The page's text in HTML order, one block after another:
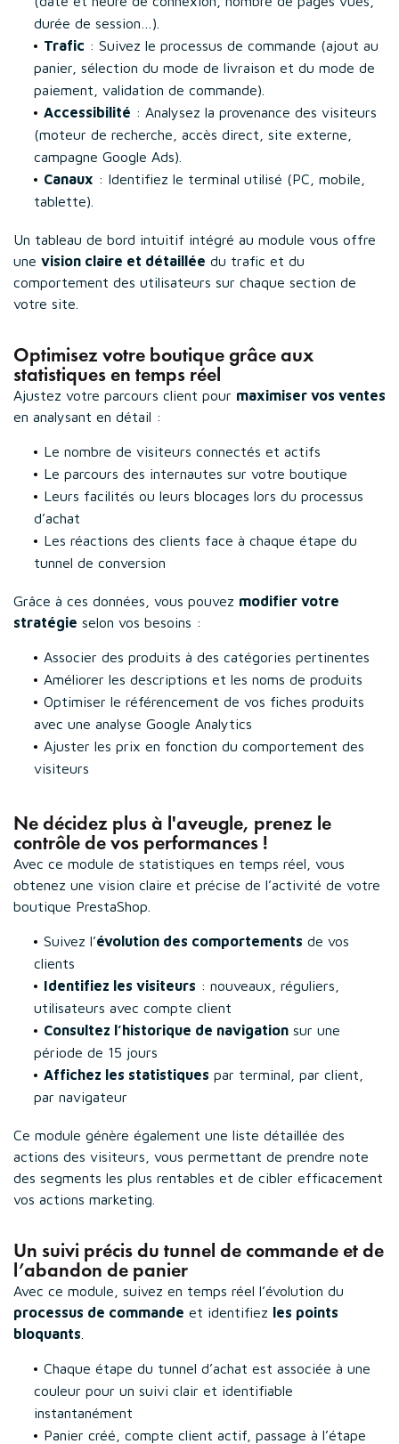
durée de session…).
Trafic : Suivez le processus de commande (ajout au
panier, sélection du mode de livraison et du mode de
paiement, validation de commande).
Accessibilité : Analysez la provenance des visiteurs
(moteur de recherche, accès direct, site externe,
campagne Google Ads).
Canaux : Identifiez le terminal utilisé (PC, mobile,
tablette).
Un tableau de bord intuitif intégré au module vous offre
une vision claire et détaillée du trafic et du
comportement des utilisateurs sur chaque section de
votre site.
Optimisez votre boutique grâce aux
statistiques en temps réel
Ajustez votre parcours client pour maximiser vos ventes
en analysant en détail :
Le nombre de visiteurs connectés et actifs
Le parcours des internautes sur votre boutique
Leurs facilités ou leurs blocages lors du processus
d’achat
Les réactions des clients face à chaque étape du
tunnel de conversion
Grâce à ces données, vous pouvez modifier votre
stratégie selon vos besoins :
Associer des produits à des catégories pertinentes
Améliorer les descriptions et les noms de produits
Optimiser le référencement de vos fiches produits
avec une analyse Google Analytics
Ajuster les prix en fonction du comportement des
visiteurs
Ne décidez plus à l'aveugle, prenez le
contrôle de vos performances !
Avec ce module de statistiques en temps réel, vous
obtenez une vision claire et précise de l’activité de votre
boutique PrestaShop.
Suivez l’évolution des comportements de vos
clients
Identifiez les visiteurs : nouveaux, réguliers,
utilisateurs avec compte client
Consultez l’historique de navigationsur une
période de 15 jours
Affichez les statistiques par terminal, par client,
par navigateur
Ce module génère également une liste détaillée des
actions des visiteurs, vous permettant de prendre note
des segments les plus rentables et de cibler efficacement
vos actions marketing.
Un suivi précis du tunnel de commande et de
l’abandon de panier
Avec ce module, suivez en temps réel l’évolution du
processus de commande et identifiez les points
bloquants
Chaque étape du tunnel d’achat est associée à une
couleur pour un suivi clair et identifiable
instantanément
Panier créé, compte client actif, passage à l’étape